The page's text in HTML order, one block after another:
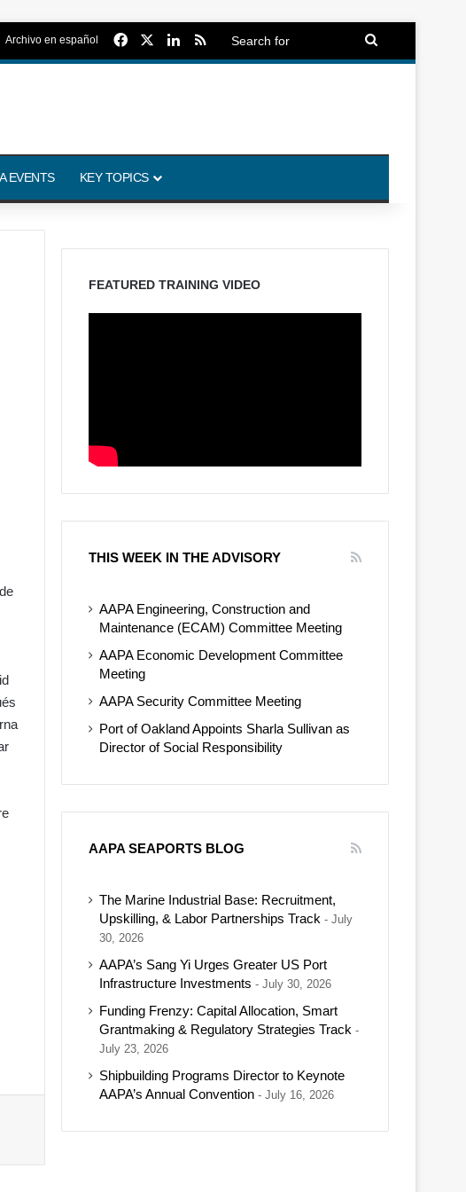
Archivo en español FacebookLinkedIn
RSS
EVENTS KEY TOPICS
FEATURED TRAINING VIDEO
THIS WEEK IN THE ADVISORY
AAPA Engineering, Construction and
Maintenance (ECAM) Committee Meeting
AAPA Economic Development Committee
Meeting
AAPA Security Committee Meeting
Port of Oakland Appoints Sharla Sullivan as
Director of Social Responsibility
AAPA SEAPORTS BLOG
The Marine Industrial Base: Recruitment,
Upskilling, & Labor Partnerships Track
July
30, 2026
AAPA’s Sang Yi Urges Greater US Port
Infrastructure Investments
July 30, 2026
Funding Frenzy: Capital Allocation, Smart
Grantmaking & Regulatory Strategies Track
July 23, 2026
Shipbuilding Programs Director to Keynote
AAPA’s Annual Convention
July 16, 2026